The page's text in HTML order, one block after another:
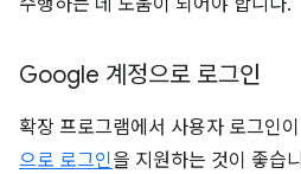
수행하는 데 도움이 되어야 합니다.
Google 계정으로 로그인
확장 프로그램에서 사용자 로그인
으로 로그인을 지원하는 것이 좋습